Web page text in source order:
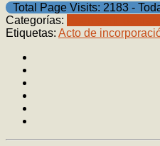
Total Page Visits: 2183 -
Categorías:
Etiquetas: Acto de